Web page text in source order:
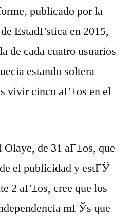
publicado por la
EstadГ­stica en 2015,
de cada cuatro usuarios
estando soltera
vivir cinco aГ±os en el
de 31 aГ±os, que
el publicidad y estГЎ
2 aГ±os, cree que los
mГЎs que